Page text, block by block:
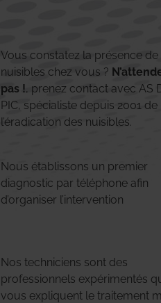
Vous constatez la présence de
nuisibles chez vous ?
pas !, prenez contact avec AS
PIC, spécialiste depuis 2001 de
l’éradication des nuisibles.
Nous établissons un premier
diagnostic par téléphone afin
d’organiser l’intervention
Nos techniciens sont des
professionnels expérimentés
vous expliquent le traitement